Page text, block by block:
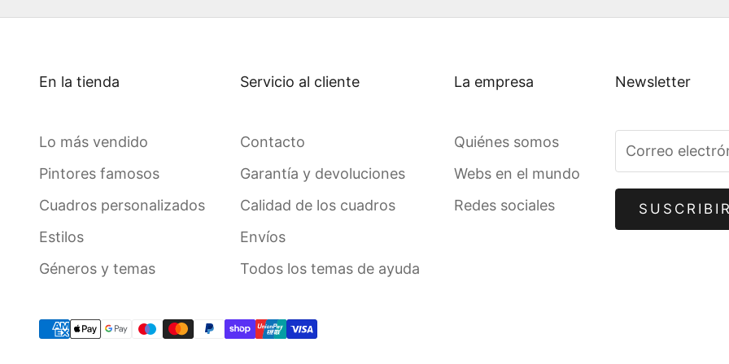
En la tienda
Lo más vendido
Pintores famosos
Cuadros personalizados
Estilos
Géneros y temas
Servicio al cliente
Contacto
Garantía y devoluciones
Calidad de los cuadros
Envíos
Todos los temas de ayuda
La empresa
Quiénes somos
Webs en el mundo
Redes sociales
Newsletter